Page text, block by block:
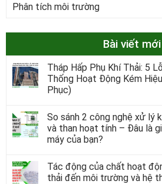
Phân tích môi trường
Bài viết mới
Tháp Hấp Phụ Khí Thải: 5
Thống Hoạt Động Kém
Phục)
So sánh 2 công nghệ xử lý
và than hoạt tính – Đâu là
máy của bạn?
Tác động của chất hoạt
thải đến môi trường và hệ